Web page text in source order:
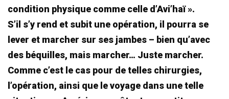
condition physique comme celle d’Avi’haï ».
S’il s’y rend et subit une opération, il pourra se
lever et marcher sur ses jambes – bien qu’avec
des béquilles, mais marcher… Juste marcher.
Comme c’est le cas pour de telles chirurgies,
l’opération, ainsi que le voyage dans une telle